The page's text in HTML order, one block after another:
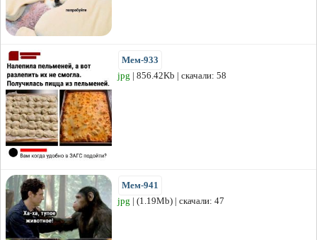
Мем-933
jpg | 856.42Kb | скачали: 58
Мем-941
jpg | (1.19Mb) | скачали: 47